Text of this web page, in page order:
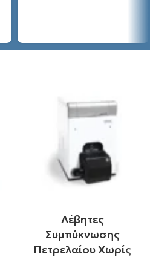
Λέβητες
Συμπύκνωσης
Πετρελαίου Χωρίς